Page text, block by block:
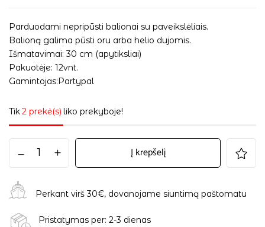
Parduodami nepripūsti balionai su paveikslėliais.
Balioną galima pūsti oru arba helio dujomis.
Išmatavimai: 30 cm (apytiksliai)
Pakuotėje: 12vnt.
Gamintojas:Partypal
Tik2 prekė(s) liko prekyboje!
Į krepšelį
Perkant virš 30€, dovanojame siuntimą paštomatu
Pristatymas per: 2-3 dienas